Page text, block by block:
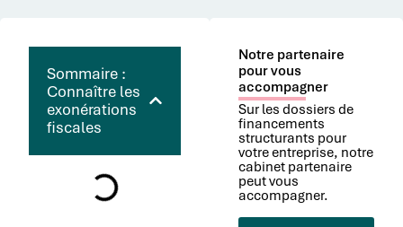
Sommaire :
Connaître les
exonérations
fiscales
Notre partenaire
pour vous
accompagner
Sur les dossiers de
financements
structurants pour
votre entreprise, notre
cabinet partenaire
peut vous
accompagner.